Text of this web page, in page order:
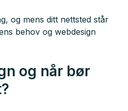
og mens ditt nettsted står
behov og webdesign
og når bør